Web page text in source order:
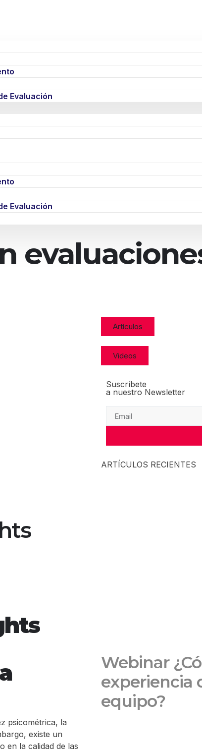
Evaluación
Evaluación
psicométrica, la
existe un
en la calidad de las
Artículos
Videos
Suscríbete
a nuestro Newsletter
ARTÍCULOS RECIENTES
Webinar
experiencia
equipo?